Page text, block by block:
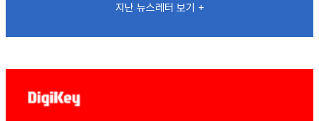
지난 뉴스레터 보기 +